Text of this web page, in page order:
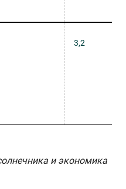
3,2
и экономика